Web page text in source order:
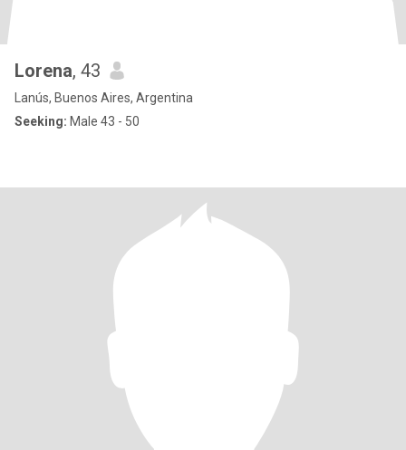
Lorena, 43
Lanús, Buenos Aires, Argentina
Seeking: Male 43 - 50